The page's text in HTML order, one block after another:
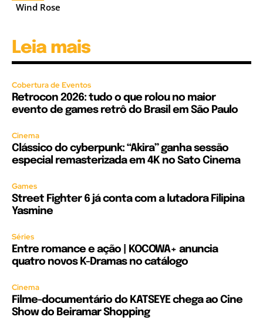
Wind Rose
Leia mais
Cobertura de Eventos
Retrocon 2026: tudo o que rolou no maior
evento de games retrô do Brasil em São Paulo
Cinema
Clássico do cyberpunk: “Akira” ganha sessão
especial remasterizada em 4K no Sato Cinema
Games
Street Fighter 6 já conta com a lutadora Filipina
Yasmine
Séries
Entre romance e ação | KOCOWA+ anuncia
quatro novos K-Dramas no catálogo
Cinema
Filme-documentário do KATSEYE chega ao Cine
Show do Beiramar Shopping